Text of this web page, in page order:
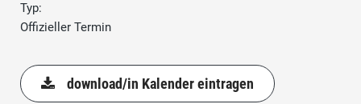
Typ:
Offizieller Termin
download/in Kalender eintragen